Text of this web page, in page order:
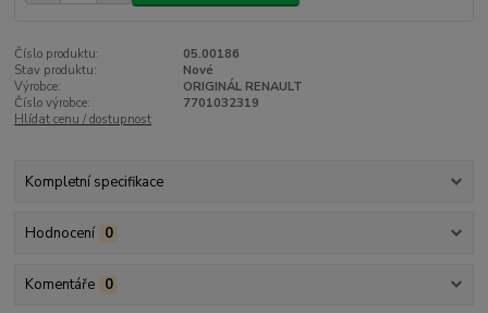
Číslo produktu:
05.00186
Stav produktu:
Nové
Výrobce:
ORIGINÁL RENAULT
Číslo výrobce:
7701032319
Hlídat cenu / dostupnost
Kompletní specifikace
Hodnocení 0
Komentáře 0